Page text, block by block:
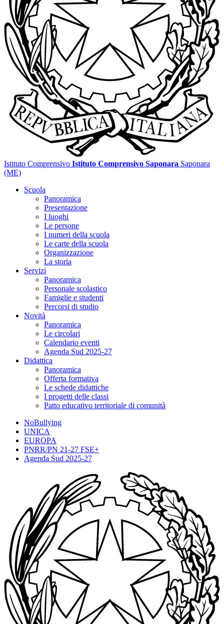
Istituto Comprensivo Istituto Comprensivo Saponara Saponara
(ME)
Scuola
Panoramica
Presentazione
I luoghi
Le persone
I numeri della scuola
Le carte della scuola
Organizzazione
La storia
Servizi
Panoramica
Personale scolastico
Famiglie e studenti
Percorsi di studio
Novità
Panoramica
Le circolari
Calendario eventi
Agenda Sud 2025-27
Didattica
Panoramica
Offerta formativa
Le schede didattiche
I progetti delle classi
Patto educativo territoriale di comunità
NoBullying
UNICA
EUROPA
PNRR/PN 21-27 FSE+
Agenda Sud 2025-27